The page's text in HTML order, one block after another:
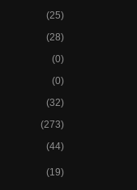
(25)
(28)
(0)
(0)
(32)
(273)
(44)
(19)